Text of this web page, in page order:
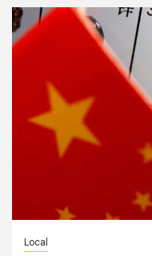
Local